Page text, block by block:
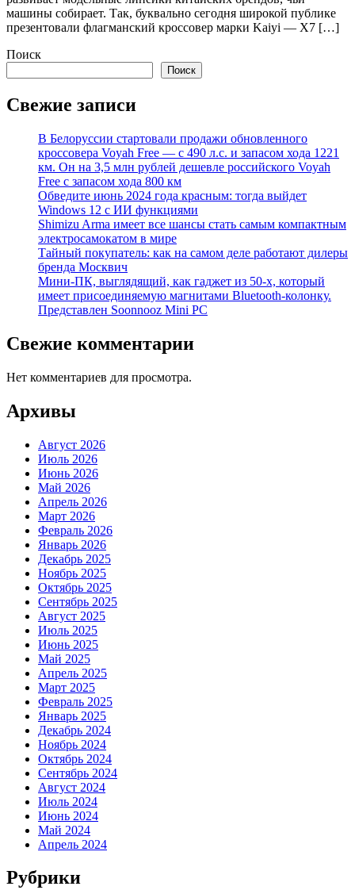
машины собирает. Так, буквально сегодня широкой публике
презентовали флагманский кроссовер марки Kaiyi — Х7 […]
Поиск
Поиск
Свежие записи
В Белоруссии стартовали продажи обновленного
кроссовера Voyah Free — с 490 л.с. и запасом хода 1221
км. Он на 3,5 млн рублей дешевле российского Voyah
Free с запасом хода 800 км
Обведите июнь 2024 года красным: тогда выйдет
Windows 12 с ИИ функциями
Shimizu Arma имеет все шансы стать самым компактным
электросамокатом в мире
Тайный покупатель: как на самом деле работают дилеры
бренда Москвич
Мини-ПК, выглядящий, как гаджет из 50-х, который
имеет присоединяемую магнитами Bluetooth-колонку.
Представлен Soonnooz Mini PC
Свежие комментарии
Нет комментариев для просмотра.
Архивы
Август 2026
Июль 2026
Июнь 2026
Май 2026
Апрель 2026
Март 2026
Февраль 2026
Январь 2026
Декабрь 2025
Ноябрь 2025
Октябрь 2025
Сентябрь 2025
Август 2025
Июль 2025
Июнь 2025
Май 2025
Апрель 2025
Март 2025
Февраль 2025
Январь 2025
Декабрь 2024
Ноябрь 2024
Октябрь 2024
Сентябрь 2024
Август 2024
Июль 2024
Июнь 2024
Май 2024
Апрель 2024
Рубрики